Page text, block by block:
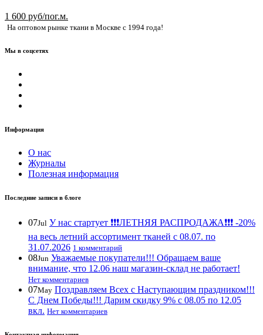
1 600 руб/пог.м.
На оптовом рынке ткани в Москве с 1994 года!
Мы в соцсетях
Информация
О нас
Журналы
Полезная информация
Последние записи в блоге
07Jul У нас стартует ❗️❗️❗️ЛЕТНЯЯ РАСПРОДАЖА❗️❗️❗️ -20%
на весь летний ассортимент тканей с 08.07. по
31.07.2026 1 комментарий
08Jun Уважаемые покупатели!!! Обращаем ваше
внимание, что 12.06 наш магазин-склад не работает!
Нет комментариев
07May Поздравляем Всех с Наступающим праздником!!!
С Днем Победы!!! Дарим скидку 9% с 08.05 по 12.05
вкл. Нет комментариев